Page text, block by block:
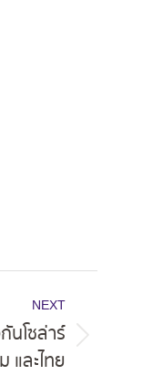
NEXT
โซล่าร์
และไทย